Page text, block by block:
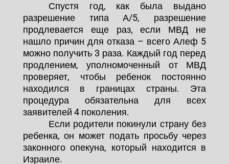
Спустя год, как была выдано
разрешение типа А/5, разрешение
продлевается еще раз, если МВД не
нашло причин для отказа – всего Алеф 5
можно получить 3 раза. Каждый год перед
продлением, уполномоченный от МВД
проверяет, чтобы ребенок постоянно
находился в границах страны. Эта
процедура обязательна для всех
заявителей 4 поколения.
Если родители покинули страну без
ребенка, он может подать просьбу через
законного опекуна, который находится в
Израиле.